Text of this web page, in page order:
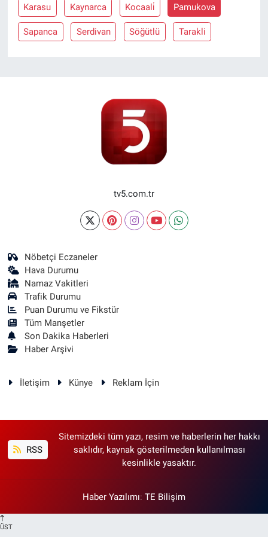
Karasu Kaynarca Kocaali̇ Pamukova
Sapanca Serdivan Söğütlü Tarakli
tv5.com.tr
Nöbetçi Eczaneler
Hava Durumu
Namaz Vakitleri
Trafik Durumu
Puan Durumu ve Fikstür
Tüm Manşetler
Son Dakika Haberleri
Haber Arşivi
İletişim Künye Reklam İçin
RSS
Sitemizdeki tüm yazı, resim ve haberlerin her hakkı
saklıdır, kaynak gösterilmeden kullanılması
kesinlikle yasaktır.
Haber Yazılımı: TE Bilişim
ÜST